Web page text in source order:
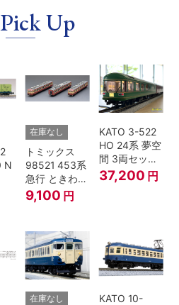
Pick Up
N
在庫なし
トミックス
98521 453系
急行 ときわ
増結3両セッ
ト Nゲージ
9,100 円
KATO 3-522
HO 24系 夢空
間 3両セット
HOゲージ
37,200 円
在庫なし
KATO 10-